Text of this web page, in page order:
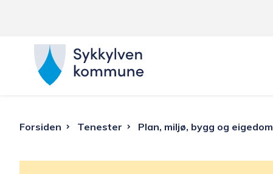
k
Du
Forsiden Tenester Plan, miljø, bygg og eigedom